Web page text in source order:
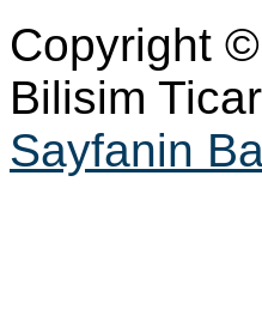
Copyright
Bilisim
Sayfanin